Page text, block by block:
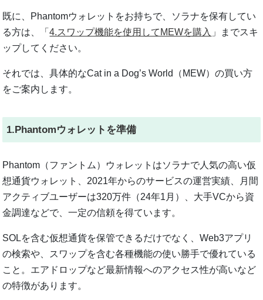
既に、Phantomウォレットをお持ちで、ソラナを保有してい
る方は、「4.スワップ機能を使用してMEWを購入 」までスキ
ップしてください。
それでは、具体的なCat in a Dog’s World（MEW）の買い方
をご案内します。
1.Phantomウォレットを準備
Phantom（ファントム）ウォレットはソラナで人気の高い仮
想通貨ウォレット、2021年からのサービスの運営実績、月間
アクティブユーザーは320万件（24年1月）、大手VCから資
金調達などで、一定の信頼を得ています。
SOLを含む仮想通貨を保管できるだけでなく、Web3アプリ
の検索や、スワップを含む各種機能の使い勝手で優れている
こと。エアドロップなど最新情報へのアクセス性が高いなど
の特徴があります。